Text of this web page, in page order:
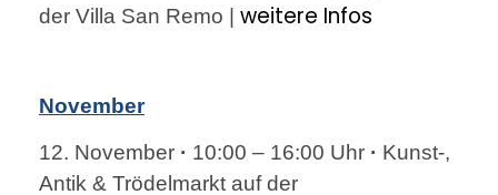
der Villa San Remo | weitere Infos
November
12. November · 10:00 – 16:00 Uhr · Kunst-,
Antik & Trödelmarkt auf der